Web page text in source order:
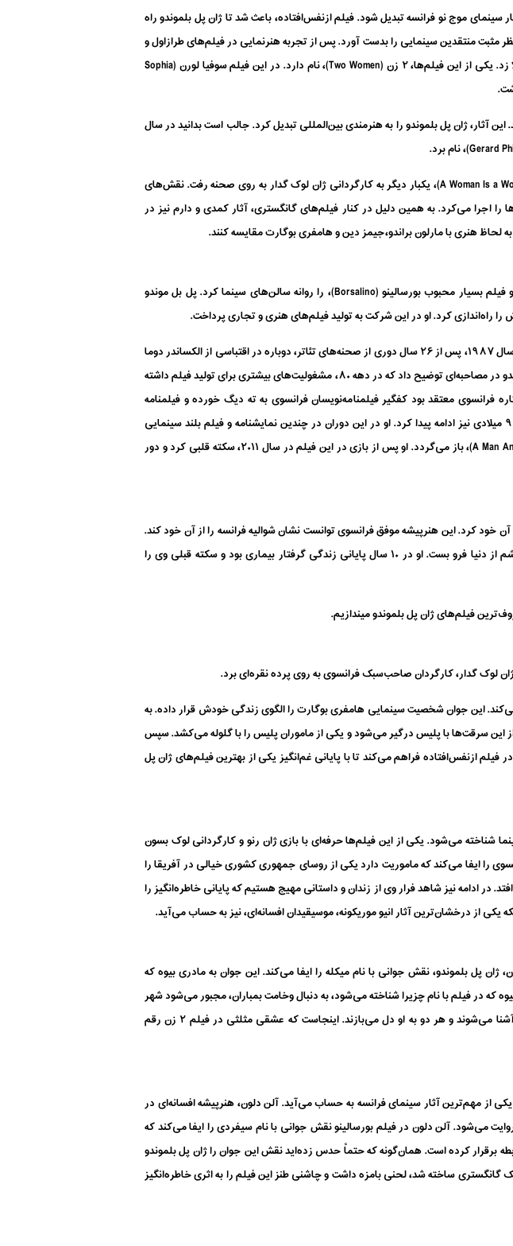
موج نو فرانسه تبدیل شود. فیلم از‌نفس‌افتاده، باعث شد تا ژان پل بلموندو راه
چندن فیلم دیگر حضور پیدا کرد و نظر مثبت منتقدین سینمایی را بدست آورد. پس از تجربه هنرنمایی در فیلم‌های طرازاول و
کار با کارگردانان صاحب‌سبکی مانند ژان لوک گدار، ژان پل بلموندو برای ساخت ۲ فیلم آستین بالا زد. یکی از این فیلم‌ها، ۲ زن (Two Women)، نام دارد. در این فیلم سوفیا لورن (Sophia
این آثار، ژان پل بلموندو را به هنرمندی بین‌المللی تبدیل کرد. جالب است بدانید در سال
پل بلموندو که رفاقتی دیرینه با ژان لوک گدار برقرار کرده بود، در فیلم یک زن یک زن است (A Woman Is a Woman)، یکبار دیگر به کارگردانی ژان لوک گدار به روی صحنه رفت. نقش‌های
می‌کرد. به همین دلیل در کنار فیلم‌های گانگستری، آثار کمدی و دارم نیز در
هنری با مارلون براندو،‌جیمز دین و هامفری بوگارت مقایسه کنند.
بل موندو در دهه ۷۰ میلادی نیز خوش درخشید. او در این دهه باز هم با آلن دلون هم‌بازی شد و فیلم بسیار محبوب بورسالینو (Borsalino)، را روانه سالن‌های سینما کرد. پل بل موندو
کرد. او در این شرکت به تولید فیلم‌های هنری و تجاری پرداخت.
هنرنمایی ژان پل بلموندو در دهه ۸۰ میلادی هم ادامه پیدا کرد. این هنرپیشه پرکار و بااستعداد در سال ۱۹۸۷، پس از ۲۶ سال دوری از صحنه‌های تئاتر، دوباره در اقتباسی از الکساندر دوما
حضور پیدا کرد. او در دهه ۸۰ نسبت به دهه‌های قبل، فیلم‌های کمتری روانه پرده نقره‌ای کرد. بلموندو در مصاحبه‌ای توضیح داد که در دهه ۸۰، مشغولیت‌های بیشتری برای تولید فیلم داشته
معتقد بود کفگیر فیلمنامه‌نویسان فرانسوی به ته دیگ خورده و فیلمنامه
درخشانی وجود نداشت که وی در این حضور پیدا کند. فعالیت‌های هنری ژان پل بلموندو در دهه ۹۰ میلادی نیز ادامه پیدا کرد. او در این دوران در چندین نمایشنامه و فیلم بلند سینمایی
حضور پیدا کرد. آخرین نقش‌آفرینی بلموندو در صحنه‌های سینما به فیلم مرد و سگش (A Man And His Dog)، باز می‌گردد. او پس از بازی در این فیلم در سال ۲۰۱۱، سکته قلبی کرد و دور
کرد. این هنرپیشه موفق فرانسوی توانست نشان شوالیه فرانسه را از آن خود کند.
ژان پل بلموندو پس از ۸۸ سال زندگی، در ششم سپتامبر ۲۰۲۱ در منزل خود واقع در پاریس چشم از دنیا فرو بست. او در ۱۰ سال پایانی زندگی گرفتار بیماری بود و سکته قبلی وی را
فیلم‌های ژان پل بلموندو میندازیم.
لوک گدار، کارگردان صاحب‌سبک فرانسوی به روی پرده نقره‌ای برد.
این جوان شخصیت سینمایی هامفری بوگارت را الگوی زندگی خودش قرار داده. به
سرقت‌ها با پلیس درگیر می‌شود و یکی از ماموران پلیس را با گلوله می‌کشد. سپس
ازنفس‌افتاده فراهم می‌کند تا با پایانی غم‌انگیز یکی از بهترین فیلم‌های ژان پل
با نام‌ حرفه‌ای در میان طرفداران سینما شناخته می‌شود. یکی از این فیلم‌ها حرفه‌ای با بازی ژان رنو و کارگردانی لوک بسون
را ایفا می‌کند که ماموریت دارد یکی از روسای جمهوری کشوری خیالی در آفریقا را
ادامه نیز شاهد فرار وی از زندان و داستانی مهیج هستیم که پایانی خاطره‌انگیز را
از درخشان‌ترین آثار انیو موریکونه، موسیقیدان افسانه‌ای، نیز به حساب می‌آید.
این فیلم روایتی تلخ از جنگ جهانی دوم را پیش روی مخاطب قرار می‌دهد. در فیلم ۲ زن، ژان پل بلموندو، نقش جوانی با نام میکله را ایفا می‌کند. این جوان به مادری بیوه که
که در فیلم با نام چزیرا شناخته می‌شود، به دنبال وخامت بمباران، مجبور می‌شود شهر
و دیار خود را ترک کند و راهی منطقه‌ای روستایی شود. این مادر و دختر در این منطقه با میکله آشنا می‌شوند و هر دو به او دل می‌بازند. اینجاست که عشقی مثلثی در فیلم ۲ زن رقم
از مهم‌ترین آثار سینمای فرانسه به حساب می‌آید. آلن دلون، هنرپیشه افسانه‌‌ای در
در فیلم بورسالینو هنرنمایی کرده است. داستان این فیلم در دهه ۳۰ میلادی روایت می‌شود. آلن دلون در فیلم بورسالینو نقش جوانی با نام سیفردی را ایفا می‌کند که
برقرار کرده است. همان‌گونه که حتماً‌ حدس زده‌اید نقش این جوان را ژان پل بلموندو
گانگستری ساخته شد، لحنی بامزه داشت و چاشنی طنز این فیلم را به اثری خاطره‌انگیز